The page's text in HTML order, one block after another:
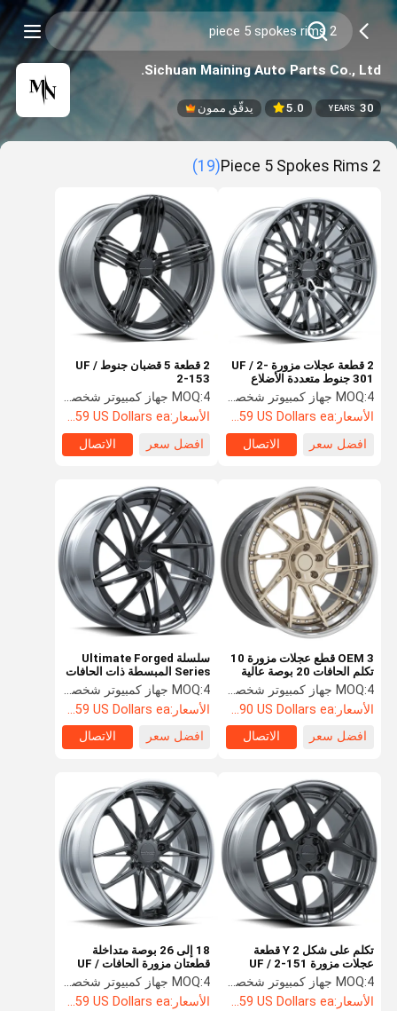
Sichuan Maining Auto Parts Co., Ltd.
30
YEARS
5.0 يدقّق ممون
2 Piece 5 Spokes Rims
(19)
2 قطعة 5 قضبان جنوط UF /
2-153
MOQ:4 جهاز كمبيوتر شخصى
الأسعار:Starting at $459 US Dollars ea
افضل سعر
الاتصال
2 قطعة عجلات مزورة UF / 2-
301 جنوط متعددة الأضلاع
JWL TUV VIA
MOQ:4 جهاز كمبيوتر شخصى
الأسعار:Starting at $459 US Dollars ea
افضل سعر
الاتصال
سلسلة Ultimate Forged
Series المبسطة ذات الحافات
من قطعتين UF / 2-155
MOQ:4 جهاز كمبيوتر شخصى
الأسعار:Starting at $459 US Dollars ea
افضل سعر
الاتصال
OEM 3 قطع عجلات مزورة 10
تكلم الحافات 20 بوصة عالية
القوة
MOQ:4 جهاز كمبيوتر شخصى
الأسعار:Starting at $890 US Dollars ea
افضل سعر
الاتصال
18 إلى 26 بوصة متداخلة
قطعتان مزورة الحافات UF /
2-110P
MOQ:4 جهاز كمبيوتر شخصى
الأسعار:Starting at $459 US Dollars ea
تكلم على شكل Y 2 قطعة
عجلات مزورة UF / 2-151
الحافات السوداء اللامعة 20
بوصة
MOQ:4 جهاز كمبيوتر شخصى
الأسعار:Starting at $459 US Dollars ea